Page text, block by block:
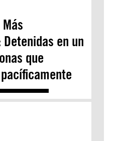
en un
que